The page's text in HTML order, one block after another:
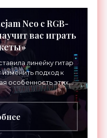
Neo с RGB-
вас играть
линейку гитар
подход к
особенность этих
RGB-подсветка